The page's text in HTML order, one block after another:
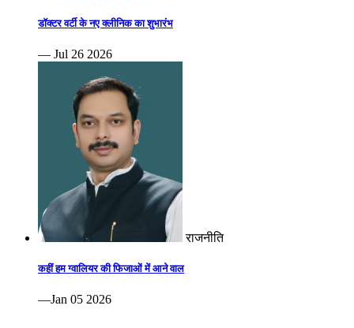
डॉक्टर वर्टी के नए क्लीनिक का शुभारंभ
— Jul 26 2026
राजनीति
कहीं हम ग्वालियर की फिजाओं में आने वाल
—Jan 05 2026